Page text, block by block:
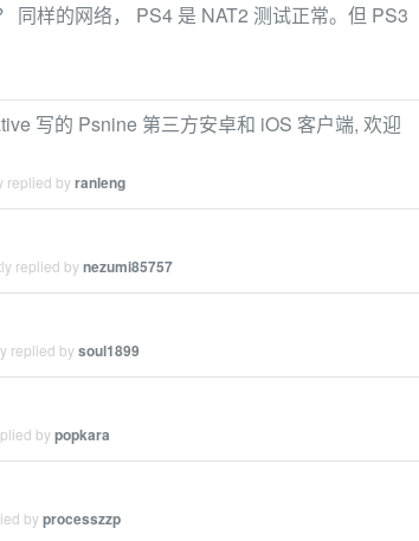
同样的网络， PS4 是 NAT2 测试正常。但 PS3
写的 Psnine 第三方安卓和 iOS 客户端, 欢迎
replied byranleng
replied bynezumi85757
replied bysoul1899
bypopkara
byprocesszzp